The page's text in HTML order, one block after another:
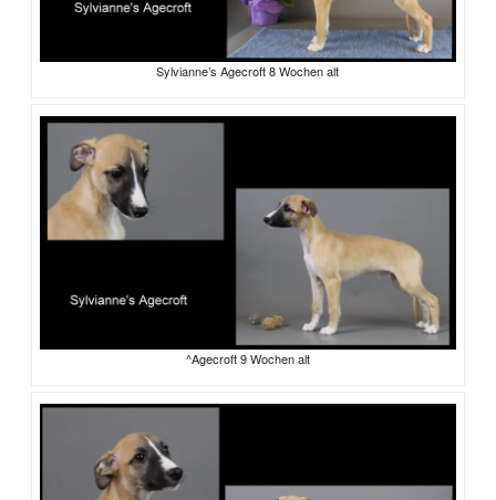
Sylvianne’s Agecroft 8 Wochen alt
^Agecroft 9 Wochen alt